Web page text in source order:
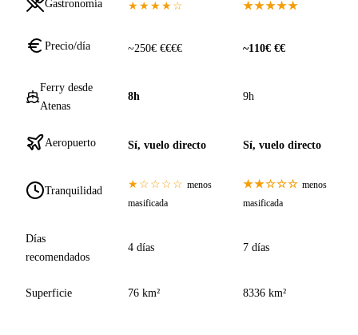
Gastronomía ★★★★☆ ★★★★★
Precio/día ~250€ €€€€ ~110€ €€
Ferry desde
Atenas
8h 9h
Aeropuerto Sí, vuelo directo Sí, vuelo directo
Tranquilidad ★☆☆☆☆ menos
masificada
★★☆☆☆ menos
masificada
Días
recomendados
4 días 7 días
Superficie 76 km² 8336 km²